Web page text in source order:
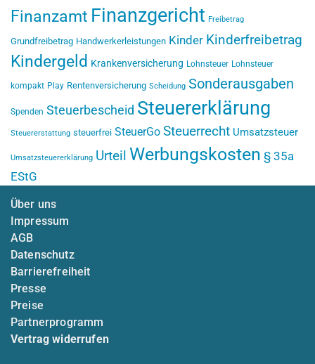
Finanzamt Finanzgericht Freibetrag
Grundfreibetrag Handwerkerleistungen Kinder Kinderfreibetrag
Kindergeld Krankenversicherung Lohnsteuer Lohnsteuer
kompakt Play Rentenversicherung Scheidung Sonderausgaben
Spenden Steuerbescheid Steuererklärung
Steuererstattung steuerfrei SteuerGo Steuerrecht Umsatzsteuer
Umsatzsteuererklärung Urteil Werbungskosten § 35a
EStG
Über uns
Impressum
AGB
Datenschutz
Barrierefreiheit
Presse
Preise
Partnerprogramm
Vertrag widerrufen